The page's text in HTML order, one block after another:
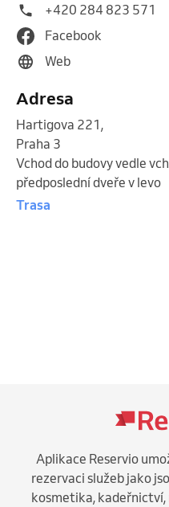
+420 284 823 571
Facebook
Web
Adresa
Hartigova 221 ,
Praha 3
Vchod do budovy vedle
předposlední dveře v levo
Trasa
Aplikace Reservio
rezervaci služeb jako
kosmetika, kadeřnictví,